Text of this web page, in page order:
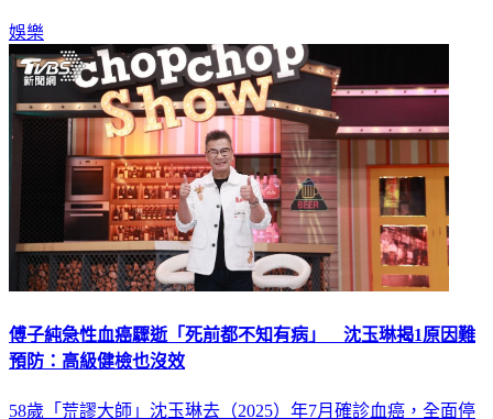
娛樂
傅子純急性血癌驟逝「死前都不知有病」 沈玉琳揭1原因難
預防：高級健檢也沒效
58歲「荒謬大師」沈玉琳去（2025）年7月確診血癌，全面停